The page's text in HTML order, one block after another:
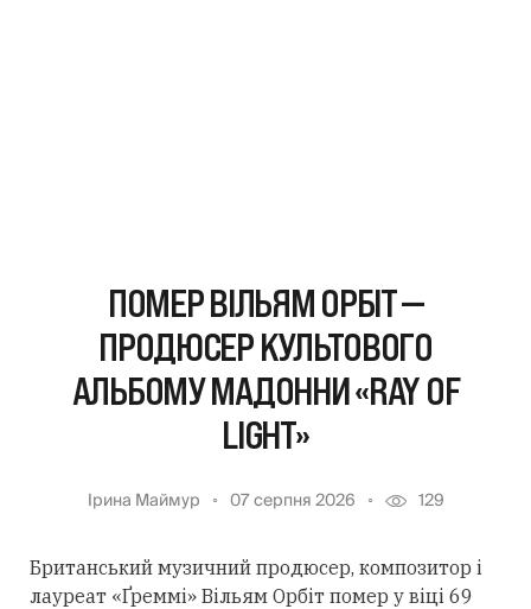
ПОМЕР ВІЛЬЯМ ОРБІТ —
ПРОДЮСЕР КУЛЬТОВОГО
АЛЬБОМУ МАДОННИ «RAY OF
LIGHT»
Ірина Маймур 07 серпня 2026 129
Британський музичний продюсер, композитор і
лауреат «Ґреммі» Вільям Орбіт помер у віці 69